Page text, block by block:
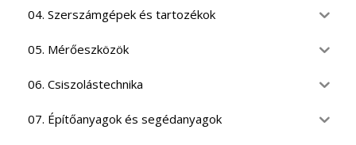
04. Szerszámgépek és tartozékok
05. Mérőeszközök
06. Csiszolástechnika
07. Építőanyagok és segédanyagok